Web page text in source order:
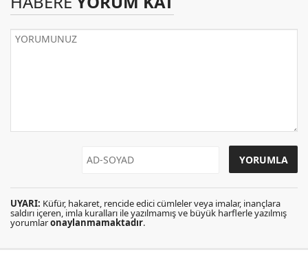
UYARI: Küfür, hakaret, rencide edici cümleler veya imalar, inançlara
saldırı içeren, imla kuralları ile yazılmamış ve büyük harflerle yazılmış
yorumlaronaylanmamaktadır.